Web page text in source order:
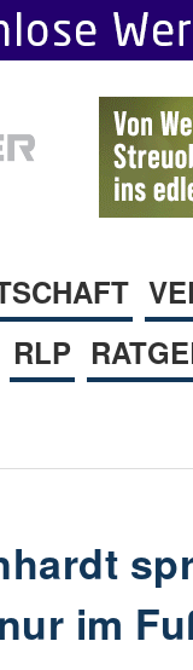
RLP
im